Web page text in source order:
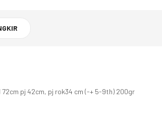
pj 42cm, pj rok34 cm (-+ 5-9th) 200gr